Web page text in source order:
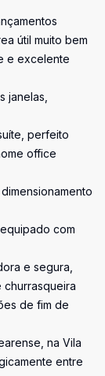
útil muito bem
e excelente
janelas,
perfeito
office
com
e segura,
churrasqueira
de fim de
na Vila
entre